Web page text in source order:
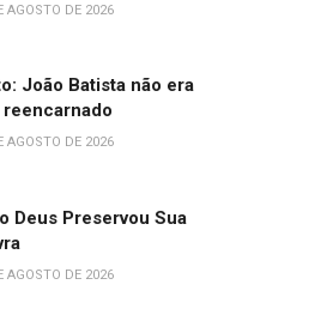
AGOSTO DE 2026
João Batista não era
reencarnado
AGOSTO DE 2026
Deus Preservou Sua
AGOSTO DE 2026